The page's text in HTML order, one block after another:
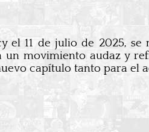
el 11 de julio de 2025,
movimiento audaz y
capítulo tanto para el